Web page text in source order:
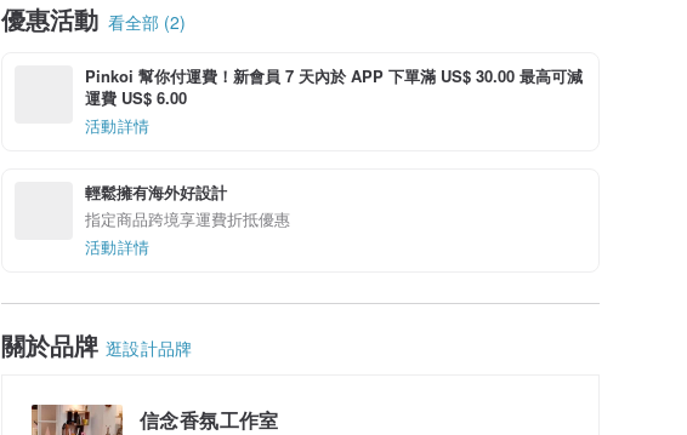
優惠活動 看全部 (2)
Pinkoi 幫你付運費！新會員 7 天內於 APP 下單滿 US$ 30.00 最高可減
運費 US$ 6.00
活動詳情
輕鬆擁有海外好設計
指定商品跨境享運費折抵優惠
活動詳情
關於品牌 逛設計品牌
信念香氛工作室